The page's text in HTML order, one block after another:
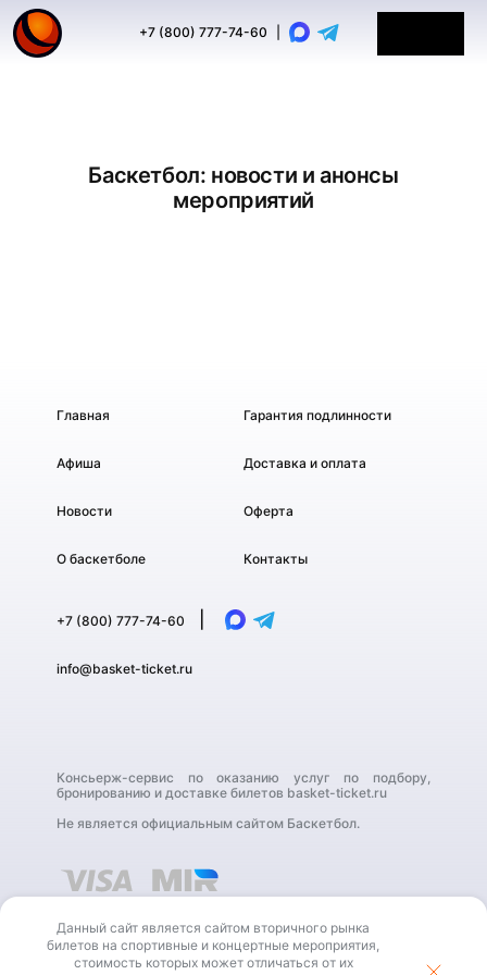
+7 (800) 777-74-60
Баскетбол: новости и анонсы
мероприятий
Главная
Афиша
Новости
О баскетболе
Гарантия подлинности
Доставка и оплата
Оферта
Контакты
+7 (800) 777-74-60
info@basket-ticket.ru
Консьерж-сервис по оказанию услуг по подбору,
бронированию и доставке билетов basket-ticket.ru
Не является официальным сайтом Баскетбол.
Данный сайт является сайтом вторичного рынка
билетов на спортивные и концертные мероприятия,
стоимость которых может отличаться от их